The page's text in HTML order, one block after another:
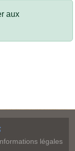
aux
légales